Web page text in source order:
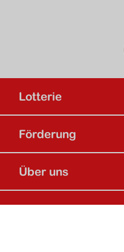
Lotterie
Förderung
Über uns
Beliebte Seiten